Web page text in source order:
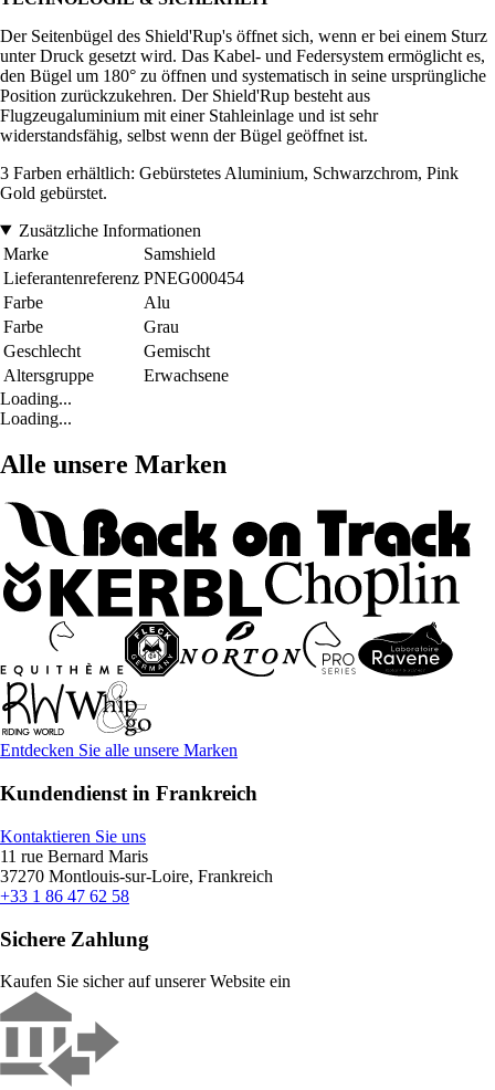
Der Seitenbügel des Shield'Rup's öffnet sich, wenn er bei einem Sturz
unter Druck gesetzt wird. Das Kabel- und Federsystem ermöglicht es,
den Bügel um 180° zu öffnen und systematisch in seine ursprüngliche
Position zurückzukehren. Der Shield'Rup besteht aus
Flugzeugaluminium mit einer Stahleinlage und ist sehr
widerstandsfähig, selbst wenn der Bügel geöffnet ist.
3 Farben erhältlich: Gebürstetes Aluminium, Schwarzchrom, Pink
Gold gebürstet.
Zusätzliche Informationen
Marke
Samshield
Lieferantenreferenz PNEG000454
Farbe
Alu
Farbe
Grau
Geschlecht
Gemischt
Altersgruppe
Erwachsene
Loading...
Loading...
Alle unsere Marken
Entdecken Sie alle unsere Marken
Kundendienst in Frankreich
Kontaktieren Sie uns
11 rue Bernard Maris
37270 Montlouis-sur-Loire, Frankreich
+33 1 86 47 62 58
Sichere Zahlung
Kaufen Sie sicher auf unserer Website ein